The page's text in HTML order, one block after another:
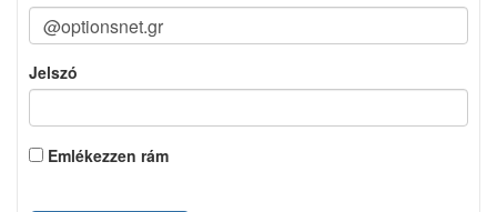
Jelszó
Emlékezzen rám